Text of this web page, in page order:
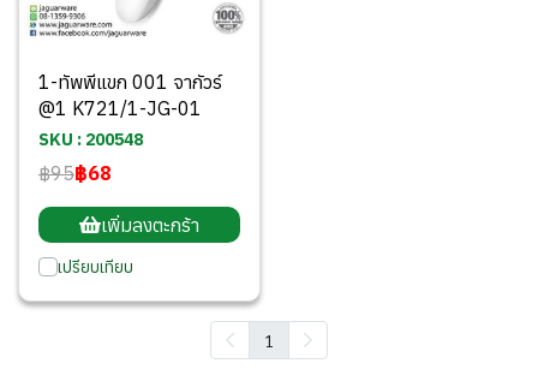
1-ทัพพีแขก 001 จากัวร์
@1 K721/1-JG-01
SKU : 200548
฿95฿68
เพิ่มลงตะกร้า
เปรียบเทียบ
1